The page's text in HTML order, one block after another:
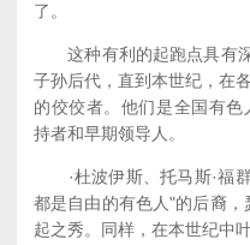
了。
这种有利的起跑点具有深
子孙后代，直到本世纪，在
的佼佼者。他们是全国有
持者和早期领导人。
·杜波伊斯、托马斯·福群
都是自由的有色人"的后裔
起之秀。同样，在本世纪中